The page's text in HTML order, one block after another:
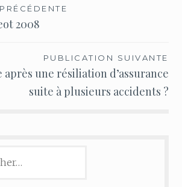
2008
PUBLICATION SUIVANTE
une résiliation d’assurance
suite à plusieurs accidents ?